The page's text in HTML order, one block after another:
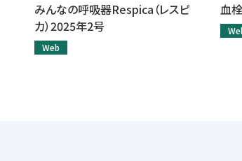
みんなの呼吸器Respica（レスピ
カ）2025年2号
Web
血